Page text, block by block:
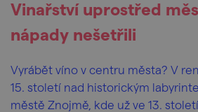
Vinařství uprostřed
nápady nešetřili
Vyrábět víno v centru města? V
15. století nad historickým
městě Znojmě, kde už ve 13.